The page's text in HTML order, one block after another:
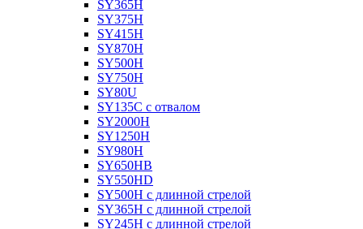
SY365H
SY375H
SY415H
SY870H
SY500H
SY750H
SY80U
SY135C с отвалом
SY2000H
SY1250H
SY980H
SY650HB
SY550HD
SY500H с длинной стрелой
SY365H с длинной стрелой
SY245H с длинной стрелой